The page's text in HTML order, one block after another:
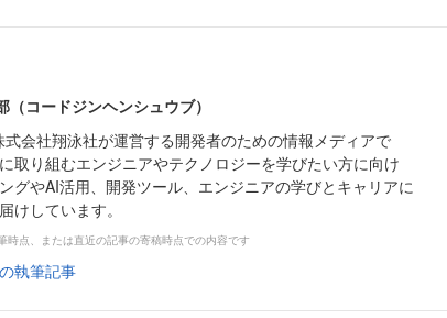
コードジンヘンシュウブ）
会社翔泳社が運営する開発者のための情報メディアで
取り組むエンジニアやテクノロジーを学びたい方に向け
グやAI活用、開発ツール、エンジニアの学びとキャリアに
けしています。
時点、または直近の記事の寄稿時点での内容です
執筆記事